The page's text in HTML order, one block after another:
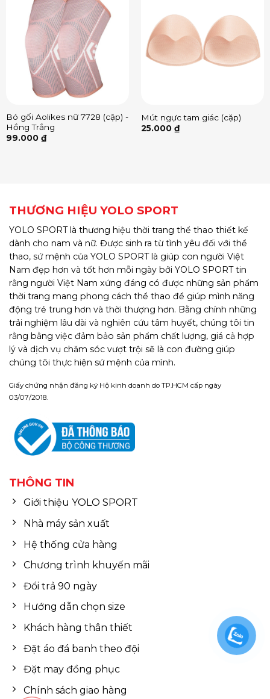
Bó gối Aolikes nữ 7728 (cặp) -
Hồng Trắng
99.000 ₫
Mút ngực tam giác (cặp)
25.000 ₫
THƯƠNG HIỆU YOLO SPORT
YOLO SPORT là thương hiệu thời trang thể thao thiết kế
dành cho nam và nữ. Được sinh ra từ tình yêu đối với thể
thao, sứ mệnh của YOLO SPORT là giúp con người Việt
Nam đẹp hơn và tốt hơn mỗi ngày bởi YOLO SPORT tin
rằng người Việt Nam xứng đáng có được những sản phẩm
thời trang mang phong cách thể thao để giúp mình năng
động trẻ trung hơn và thời thượng hơn. Bằng chính những
trải nghiệm lâu dài và nghiên cứu tâm huyết, chúng tôi tin
rằng bằng việc đảm bảo sản phẩm chất lượng, giá cả hợp
lý và dịch vụ chăm sóc vượt trội sẽ là con đường giúp
chúng tôi thực hiện sứ mệnh của mình.
Giấy chứng nhận đăng ký Hộ kinh doanh do TP.HCM cấp ngày
03/07/2018.
THÔNG TIN
Giới thiệu YOLO SPORT
Nhà máy sản xuất
Hệ thống cửa hàng
Chương trình khuyến mãi
Đổi trả 90 ngày
Hướng dẫn chọn size
Khách hàng thân thiết
Đặt áo đá banh theo đội
Đặt may đồng phục
Chính sách giao hàng